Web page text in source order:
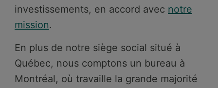
investissements, en accord avec notre
mission.
En plus de notre siège social situé à
Québec, nous comptons un bureau à
Montréal, où travaille la grande majorité